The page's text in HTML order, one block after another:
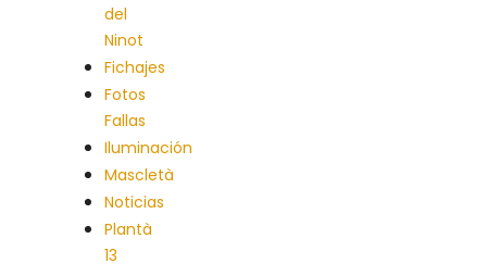
del
Ninot
Fichajes
Fotos
Fallas
Iluminación
Mascletà
Noticias
Plantà
13